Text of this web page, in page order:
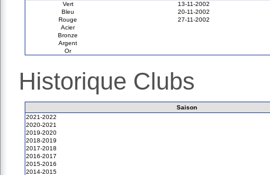
Vert
13-11-2002
Bleu
20-11-2002
Rouge
27-11-2002
Acier
Bronze
Argent
Or
Historique Clubs
Saison
2021-2022
2020-2021
2019-2020
2018-2019
2017-2018
2016-2017
2015-2016
2014-2015